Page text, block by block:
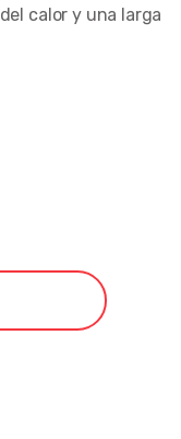
calor y una larga